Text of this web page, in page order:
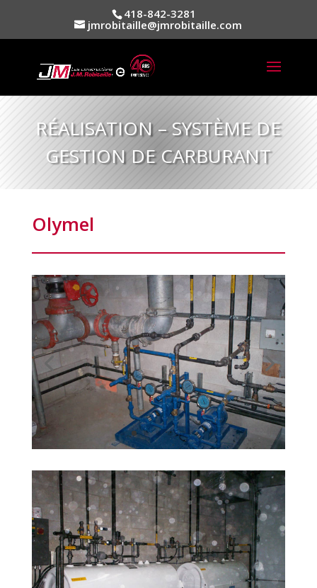
418-842-3281
jmrobitaille@jmrobitaille.com
RÉALISATION – SYSTÈME DE
GESTION DE CARBURANT
Olymel